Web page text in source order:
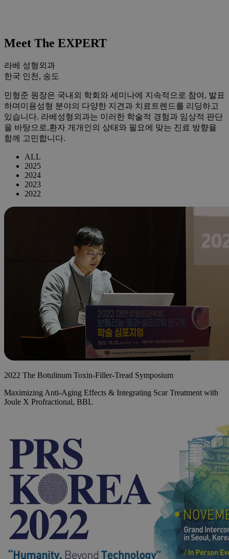
Meet The EXPERT
라베 성형외과
한국 인천, 송도
민형준 원장은 국내외 학회와 세미나에 지속적으로 참여, 발표
하며 미용성형 분야의 다양한 지견과 치료트렌드를 리딩하고
있습니다. 라베성형외과는 이러한 학술적 경험과 임상적 판단
을 바탕으로, 환자 개개인의 상태와 필요에 맞는 진료 방향을
함께 고민합니다.
ALL
2025
2024
2023
2022
2022 The Botulinum Toxin-Filler-Tread Symposium
Maximizing Anti-Aging Effects & Integrating Scar Treatment with
Joule X Profractional, BBL